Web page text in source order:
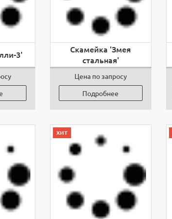
3'
Скамейка 'Змея
стальная'
Цена по запросу
Подробнее
хит